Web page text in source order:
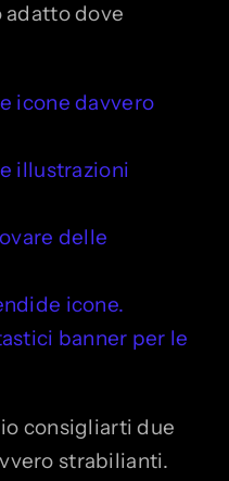
adatto dove
icone davvero
illustrazioni
delle
icone.
banner per le
consigliarti due
strabilianti.